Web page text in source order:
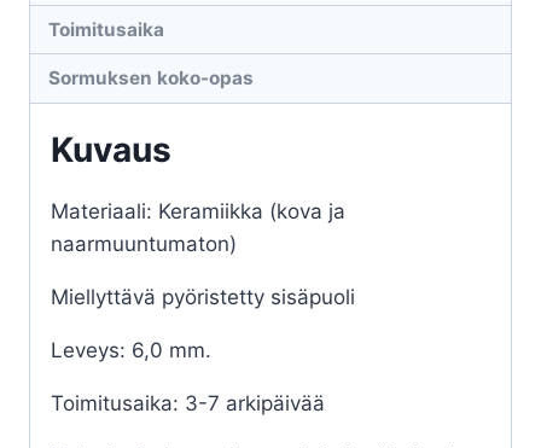
Toimitusaika
Sormuksen koko-opas
Kuvaus
Materiaali: Keramiikka (kova ja
naarmuuntumaton)
Miellyttävä pyöristetty sisäpuoli
Leveys: 6,0 mm.
Toimitusaika: 3-7 arkipäivää